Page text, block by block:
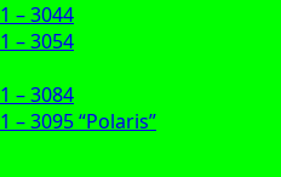
– 3044
– 3054
– 3084
– 3095 “Polaris”